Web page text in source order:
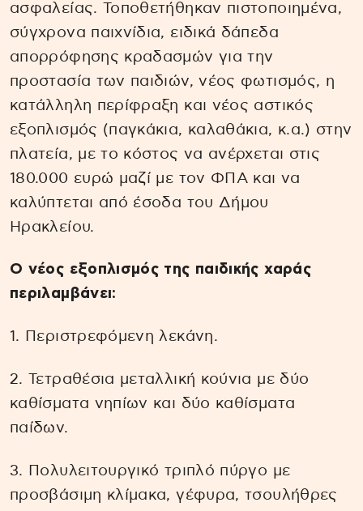
ασφαλείας. Τοποθετήθηκαν πιστοποιημένα,
σύγχρονα παιχνίδια, ειδικά δάπεδα
απορρόφησης κραδασμών για την
προστασία των παιδιών, νέος φωτισμός, η
κατάλληλη περίφραξη και νέος αστικός
εξοπλισμός (παγκάκια, καλαθάκια, κ.α.) στην
πλατεία, με το κόστος να ανέρχεται στις
180.000 ευρώ μαζί με τον ΦΠΑ και να
καλύπτεται από έσοδα του Δήμου
Ηρακλείου.
Ο νέος εξοπλισμός της παιδικής χαράς
περιλαμβάνει:
1. Περιστρεφόμενη λεκάνη.
2. Τετραθέσια μεταλλική κούνια με δύο
καθίσματα νηπίων και δύο καθίσματα
παίδων.
3. Πολυλειτουργικό τριπλό πύργο με
προσβάσιμη κλίμακα, γέφυρα, τσουλήθρες